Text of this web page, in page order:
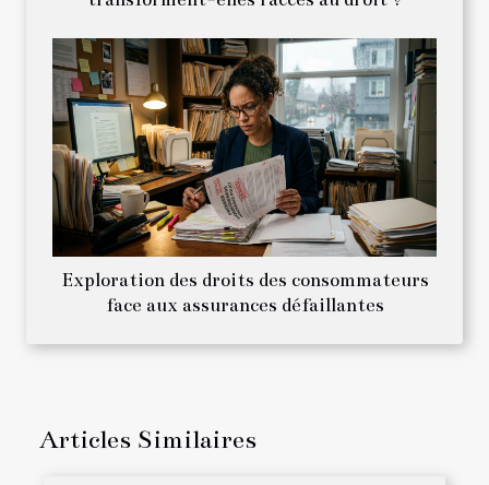
Exploration des droits des consommateurs
face aux assurances défaillantes
Articles Similaires